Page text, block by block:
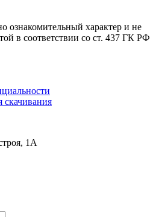
ознакомительный характер и не
в соответствии со ст. 437 ГК РФ
скачивания
1А